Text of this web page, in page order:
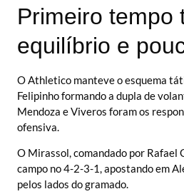
Primeiro tempo
equilíbrio e
O Athletico manteve o esquema
Felipinho formando a dupla de
Mendoza e Viveros foram os
ofensiva.
O Mirassol, comandado por Rafael
campo no 4-2-3-1, apostando em
pelos lados do gramado.